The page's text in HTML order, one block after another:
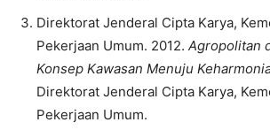
Direktorat Jenderal Cipta Karya,
Pekerjaan Umum. 2012. Agropolitan
Konsep Kawasan Menuju
Direktorat Jenderal Cipta Karya,
Pekerjaan Umum.